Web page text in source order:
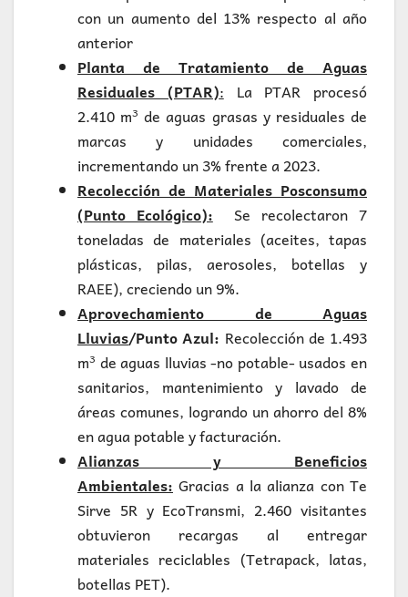
con un aumento del 13% respecto al año
anterior
Planta de Tratamiento de Aguas
Residuales (PTAR): La PTAR procesó
2.410 m³ de aguas grasas y residuales de
marcas y unidades comerciales,
incrementando un 3% frente a 2023.
Recolección de Materiales Posconsumo
(Punto Ecológico): Se recolectaron 7
toneladas de materiales (aceites, tapas
plásticas, pilas, aerosoles, botellas y
RAEE), creciendo un 9%.
Aprovechamiento de Aguas
Lluvias/Punto Azul: Recolección de 1.493
m³ de aguas lluvias -no potable- usados en
sanitarios, mantenimiento y lavado de
áreas comunes, logrando un ahorro del 8%
en agua potable y facturación.
Alianzas y Beneficios
Ambientales: Gracias a la alianza con Te
Sirve 5R y EcoTransmi, 2.460 visitantes
obtuvieron recargas al entregar
materiales reciclables (Tetrapack, latas,
botellas PET).